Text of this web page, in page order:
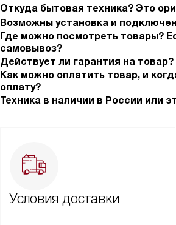
Откуда бытовая техника? Это
Возможны установка и
Где можно посмотреть товары?
самовывоз?
Действует ли гарантия на товар?
Как можно оплатить товар, и
оплату?
Техника в наличии в России или
Условия доставки